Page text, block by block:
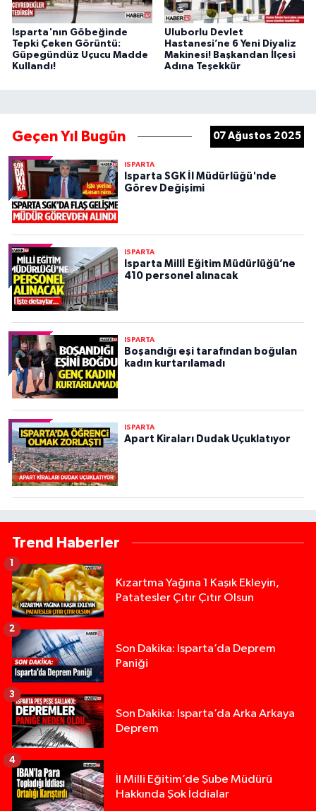
Isparta'nın Göbeğinde
Tepki Çeken Görüntü:
Güpegündüz Uçucu Madde
Kullandı!
Uluborlu Devlet
Hastanesi’ne 6 Yeni Diyaliz
Makinesi! Başkandan İlçesi
Adına Teşekkür
Geçen Yıl Bugün 07 Ağustos 2025
ISPARTA
Isparta SGK İl Müdürlüğü'nde
Görev Değişimi
ISPARTA
Isparta Millİ Eğitim Müdürlüğü’ne
410 personel alınacak
ISPARTA
Boşandığı eşi tarafından boğulan
kadın kurtarılamadı
ISPARTA
Apart Kiraları Dudak Uçuklatıyor
Trend Haberler
Kızartma Yağına 1 Kaşık Ekleyin,
Patatesler Çıtır Çıtır Olsun
1
Son Dakika: Isparta’da Deprem
Paniği
2
Son Dakika: Isparta’da Arka Arkaya
Deprem
3
İl Milli Eğitim’de Şube Müdürü
Hakkında Şok İddialar
4